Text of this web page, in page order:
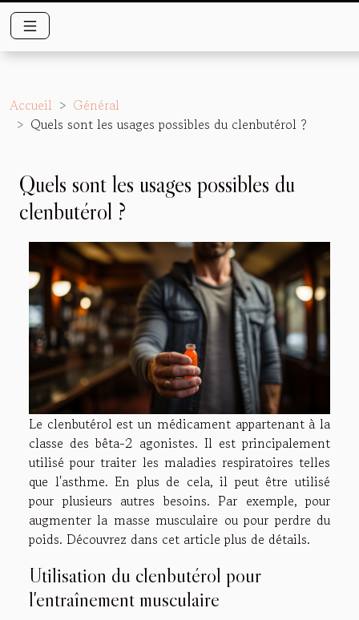
Accueil
Général
Quels sont les usages possibles du clenbutérol ?
Quels sont les usages possibles du
clenbutérol ?
Le clenbutérol est un médicament appartenant à la
classe des bêta-2 agonistes. Il est principalement
utilisé pour traiter les maladies respiratoires telles
que l'asthme. En plus de cela, il peut être utilisé
pour plusieurs autres besoins. Par exemple, pour
augmenter la masse musculaire ou pour perdre du
poids. Découvrez dans cet article plus de détails.
Utilisation du clenbutérol pour
l'entraînement musculaire